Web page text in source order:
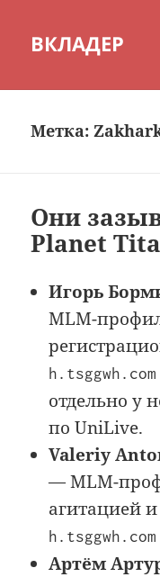
ВКЛАДЕР
Метка:
Они
Planet
Игорь
MLM-
h.tsggwh.com
отдельно у
по UniLive.
Valeriy
— MLM-
агитацией
h.tsggwh.com
Артём